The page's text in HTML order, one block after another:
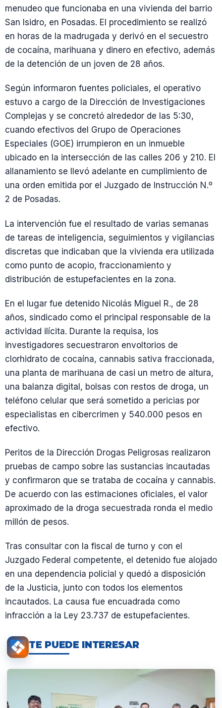
menudeo que funcionaba en una vivienda del barrio
San Isidro, en Posadas. El procedimiento se realizó
en horas de la madrugada y derivó en el secuestro
de cocaína, marihuana y dinero en efectivo, además
de la detención de un joven de 28 años.
Según informaron fuentes policiales, el operativo
estuvo a cargo de la Dirección de Investigaciones
Complejas y se concretó alrededor de las 5:30,
cuando efectivos del Grupo de Operaciones
Especiales (GOE) irrumpieron en un inmueble
ubicado en la intersección de las calles 206 y 210. El
allanamiento se llevó adelante en cumplimiento de
una orden emitida por el Juzgado de Instrucción N.º
2 de Posadas.
La intervención fue el resultado de varias semanas
de tareas de inteligencia, seguimientos y vigilancias
discretas que indicaban que la vivienda era utilizada
como punto de acopio, fraccionamiento y
distribución de estupefacientes en la zona.
En el lugar fue detenido Nicolás Miguel R., de 28
años, sindicado como el principal responsable de la
actividad ilícita. Durante la requisa, los
investigadores secuestraron envoltorios de
clorhidrato de cocaína, cannabis sativa fraccionada,
una planta de marihuana de casi un metro de altura,
una balanza digital, bolsas con restos de droga, un
teléfono celular que será sometido a pericias por
especialistas en cibercrimen y 540.000 pesos en
efectivo.
Peritos de la Dirección Drogas Peligrosas realizaron
pruebas de campo sobre las sustancias incautadas
y confirmaron que se trataba de cocaína y cannabis.
De acuerdo con las estimaciones oficiales, el valor
aproximado de la droga secuestrada ronda el medio
millón de pesos.
Tras consultar con la fiscal de turno y con el
Juzgado Federal competente, el detenido fue alojado
en una dependencia policial y quedó a disposición
de la Justicia, junto con todos los elementos
incautados. La causa fue encuadrada como
infracción a la Ley 23.737 de estupefacientes.
TE PUEDE INTERESAR